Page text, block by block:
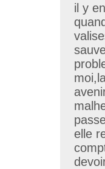
il y
elle